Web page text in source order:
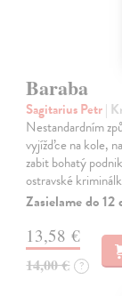
Baraba
Sagitarius Petr|
Nestandardním
vyjížďce na kole,
zabit bohatý
ostravské
Zasielame do 12
13,58 €
14,00 € ?